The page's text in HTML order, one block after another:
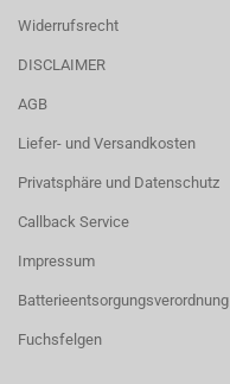
Widerrufsrecht
DISCLAIMER
AGB
Liefer- und Versandkosten
Privatsphäre und Datenschutz
Callback Service
Impressum
Batterieentsorgungsverordnung
Fuchsfelgen